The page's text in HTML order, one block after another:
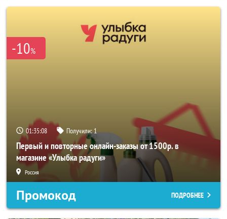
-10%
01:35:06 Получили:1
Первый и повторные онлайн-заказы от 1500р. в
магазине «Улыбка радуги»
Россия
Промокод ПОДРОБНЕЕ